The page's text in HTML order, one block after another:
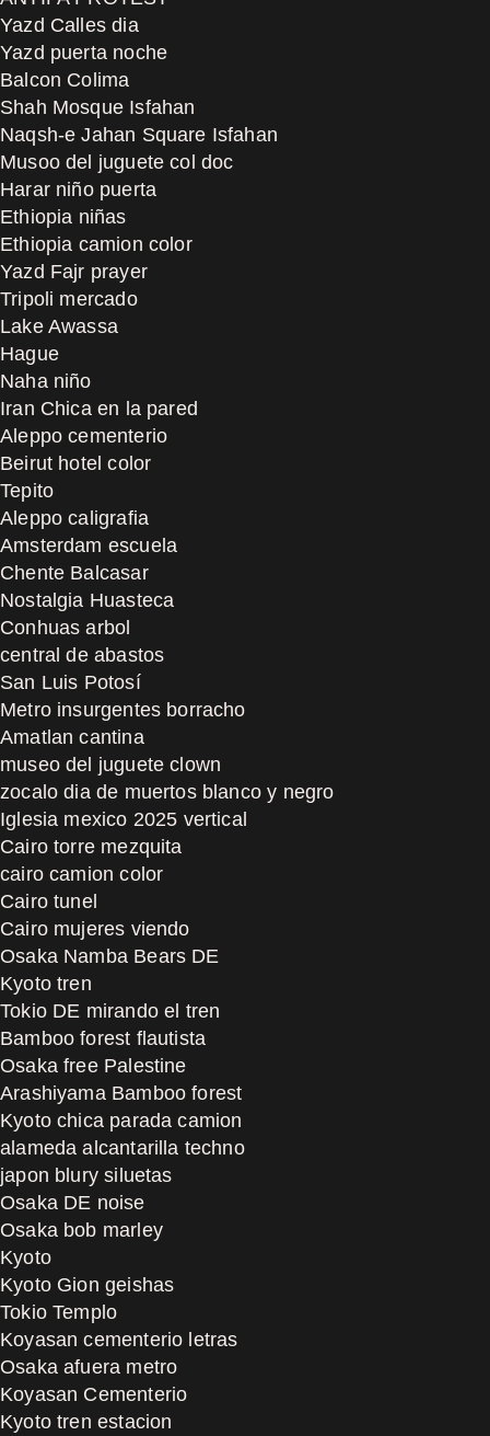
Yazd Calles dia
Yazd puerta noche
Balcon Colima
Shah Mosque Isfahan
Naqsh-e Jahan Square Isfahan
Musoo del juguete col doc
Harar niño puerta
Ethiopia niñas
Ethiopia camion color
Yazd Fajr prayer
Tripoli mercado
Lake Awassa
Hague
Naha niño
Iran Chica en la pared
Aleppo cementerio
Beirut hotel color
Tepito
Aleppo caligrafia
Amsterdam escuela
Chente Balcasar
Nostalgia Huasteca
Conhuas arbol
central de abastos
San Luis Potosí
Metro insurgentes borracho
Amatlan cantina
museo del juguete clown
zocalo dia de muertos blanco y negro
Iglesia mexico 2025 vertical
Cairo torre mezquita
cairo camion color
Cairo tunel
Cairo mujeres viendo
Osaka Namba Bears DE
Kyoto tren
Tokio DE mirando el tren
Bamboo forest flautista
Osaka free Palestine
Arashiyama Bamboo forest
Kyoto chica parada camion
alameda alcantarilla techno
japon blury siluetas
Osaka DE noise
Osaka bob marley
Kyoto
Kyoto Gion geishas
Tokio Templo
Koyasan cementerio letras
Osaka afuera metro
Koyasan Cementerio
Kyoto tren estacion